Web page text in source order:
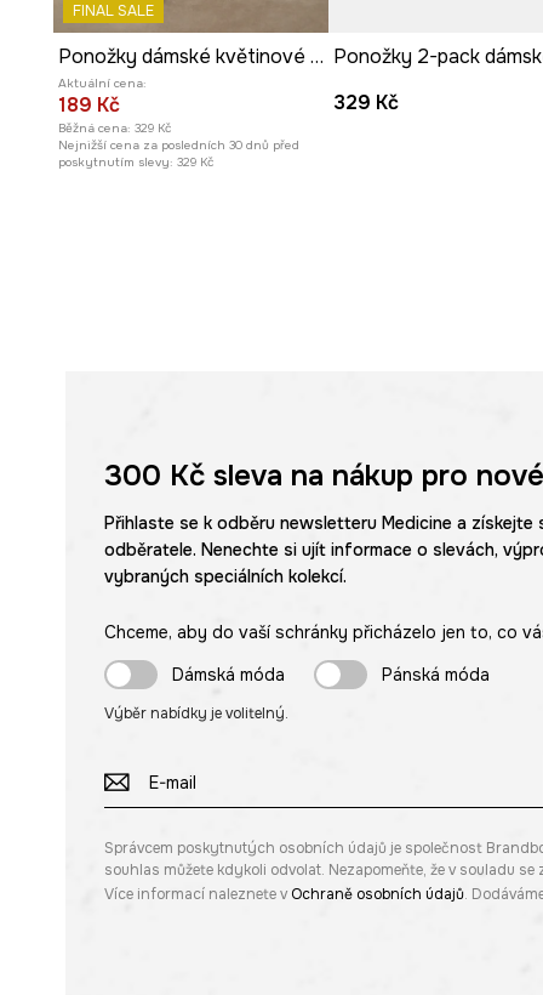
FINAL SALE
Ponožky dámské květinové 2-pack
Aktuální cena:
189 Kč
Běžná cena: 329 Kč
Nejnižší cena za posledních 30 dnů před
poskytnutím slevy: 329 Kč
329 Kč
300 Kčsleva na nákup pro
Přihlaste se k odběru newsletteru Medicine a získejte
odběratele. Nenechte si ujít informace o slevách,
vybraných speciálních kolekcí.
Chceme, aby do vaší schránky přicházelo jen to, co
Dámská móda
Pánská móda
Výběr nabídky je volitelný.
Správcem poskytnutých osobních údajů je společnost
souhlas můžete kdykoli odvolat. Nezapomeňte, že v souladu
Více informací naleznete v Ochraně osobních údajů.